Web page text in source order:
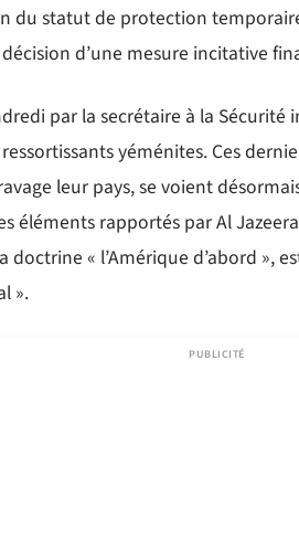
du statut de protection
d’une mesure incitative
par la secrétaire à la
yéménites. Ces
leur pays, se voient
éléments rapportés par Al
« l’Amérique d’abord »,
».